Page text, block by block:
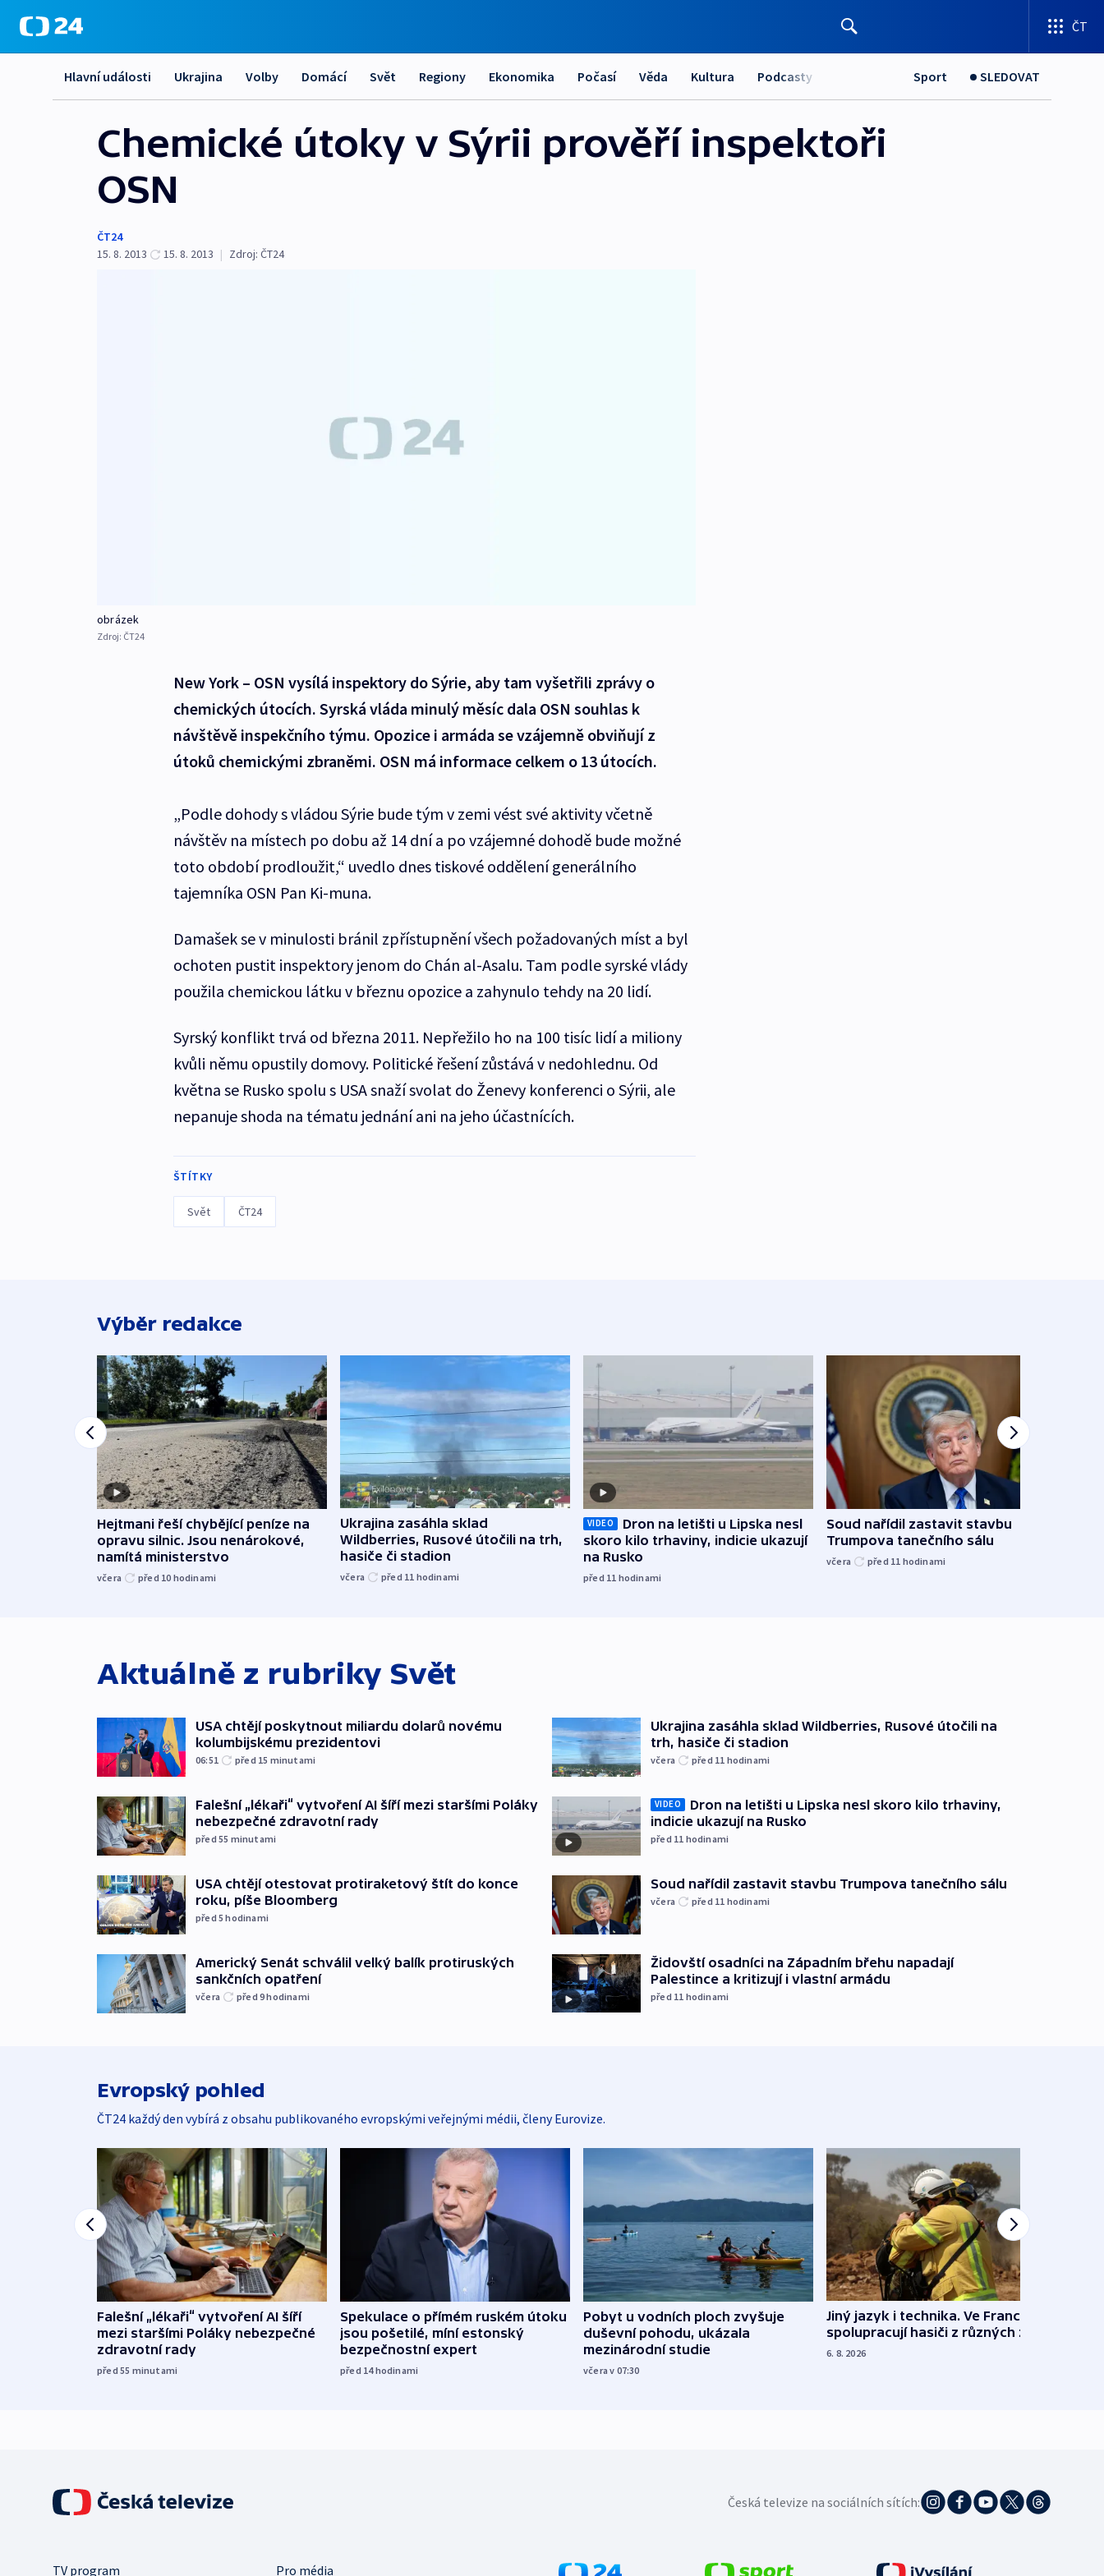
ČT
Hlavní události Ukrajina Volby Domácí Svět Regiony Ekonomika Počasí Věda Kultura Podcasty Sport SLEDOVAT
Chemické útoky v Sýrii prověří inspektoři
OSN
ČT24
15. 8. 2013
15. 8. 2013 | Zdroj: ČT24
obrázek
Zdroj: ČT24
New York – OSN vysílá inspektory do Sýrie, aby tam vyšetřili zprávy o
chemických útocích. Syrská vláda minulý měsíc dala OSN souhlas k
návštěvě inspekčního týmu. Opozice i armáda se vzájemně obviňují z
útoků chemickými zbraněmi. OSN má informace celkem o 13 útocích.
„Podle dohody s vládou Sýrie bude tým v zemi vést své aktivity včetně
návštěv na místech po dobu až 14 dní a po vzájemné dohodě bude možné
toto období prodloužit,“ uvedlo dnes tiskové oddělení generálního
tajemníka OSN Pan Ki-muna.
Damašek se v minulosti bránil zpřístupnění všech požadovaných míst a byl
ochoten pustit inspektory jenom do Chán al-Asalu. Tam podle syrské vlády
použila chemickou látku v březnu opozice a zahynulo tehdy na 20 lidí.
Syrský konflikt trvá od března 2011. Nepřežilo ho na 100 tisíc lidí a miliony
kvůli němu opustily domovy. Politické řešení zůstává v nedohlednu. Od
května se Rusko spolu s USA snaží svolat do Ženevy konferenci o Sýrii, ale
nepanuje shoda na tématu jednání ani na jeho účastnících.
ŠTÍTKY
Svět ČT24
Výběr redakce
Hejtmani řeší chybějící peníze na
opravu silnic. Jsou nenárokové,
namítá ministerstvo
včera před 10 hodinami
Ukrajina zasáhla sklad
Wildberries, Rusové útočili na trh,
hasiče či stadion
včera před 11 hodinami
VIDEO
Dron na letišti u Lipska nesl
skoro kilo trhaviny, indicie ukazují
na Rusko
před 11 hodinami
Soud nařídil zastavit stavbu
Trumpova tanečního sálu
včera před 11 hodinami
Aktuálně z rubriky Svět
USA chtějí poskytnout miliardu dolarů novému
kolumbijskému prezidentovi
06:51 před 15 minutami
Falešní „lékaři“ vytvoření AI šíří mezi staršími Poláky
nebezpečné zdravotní rady
před 55 minutami
USA chtějí otestovat protiraketový štít do konce
roku, píše Bloomberg
před 5hodinami
Americký Senát schválil velký balík protiruských
sankčních opatření
včera před 9hodinami
Ukrajina zasáhla sklad Wildberries, Rusové útočili na
trh, hasiče či stadion
včera před 11 hodinami
VIDEO
Dron na letišti u Lipska nesl skoro kilo trhaviny,
indicie ukazují na Rusko
před 11 hodinami
Soud nařídil zastavit stavbu Trumpova tanečního sálu
včera před 11 hodinami
Židovští osadníci na Západním břehu napadají
Palestince a kritizují i vlastní armádu
před 11 hodinami
Evropský pohled
ČT24 každý den vybírá z obsahu publikovaného evropskými veřejnými médii, členy Eurovize.
Falešní „lékaři“ vytvoření AI šíří
mezi staršími Poláky nebezpečné
zdravotní rady
před 55 minutami
Spekulace o přímém ruském útoku
jsou pošetilé, míní estonský
bezpečnostní expert
před 14hodinami
Pobyt u vodních ploch zvyšuje
duševní pohodu, ukázala
mezinárodní studie
včera v 07:30
Jiný jazyk i technika. Ve Francii
spolupracují hasiči z různých zemí
6. 8. 2026
Česká televize na sociálních sítích:
TV program Pro média